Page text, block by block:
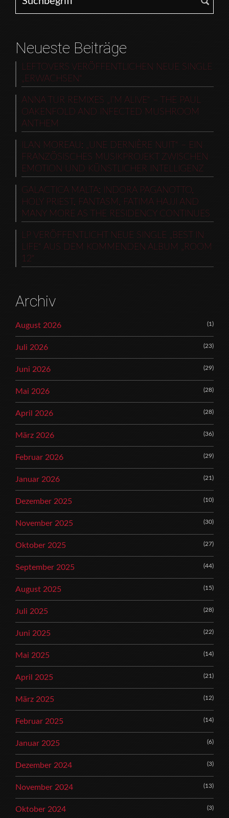
Neueste Beiträge
LEFTOVERS VERÖFFENTLICHEN NEUE SINGLE
„ERWACHSEN“
ANNA TUR REMIXES „I’M ALIVE“ – THE PAUL
OAKENFOLD AND INFECTED MUSHROOM
ANTHEM
ILAN MOREAU: „UNE DERNIÈRE NUIT“ – EIN
FRANZÖSISCHES MUSIKPROJEKT ZWISCHEN
EMOTION UND KÜNSTLICHER INTELLIGENZ
GALACTICA MALTA: INDORA PAGANOTTO,
HOLY PRIEST, FANTASM, FATIMA HAJJI AND
MANY MORE AS THE RESIDENCY CONTINUES
LP VERÖFFENTLICHT NEUE SINGLE „BEST IN
LIFE“ AUS DEM KOMMENDEN ALBUM „ROOM
12“
Archiv
August 2026 (1)
Juli 2026 (23)
Juni 2026 (29)
Mai 2026 (28)
April 2026 (28)
März 2026 (36)
Februar 2026 (29)
Januar 2026 (21)
Dezember 2025 (10)
November 2025 (30)
Oktober 2025 (27)
September 2025 (44)
August 2025 (15)
Juli 2025 (28)
Juni 2025 (22)
Mai 2025 (14)
April 2025 (21)
März 2025 (12)
Februar 2025 (14)
Januar 2025 (6)
Dezember 2024 (3)
November 2024 (13)
Oktober 2024 (3)